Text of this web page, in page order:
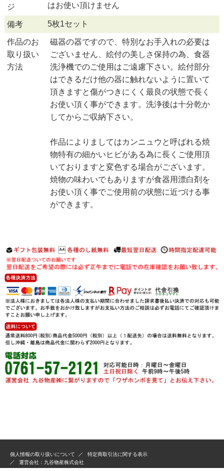
ジ
はお使い頂けません
備考 5枚1セット
作品のお
取り扱い
方法
磁器の器ですので、特別なお手入れの必要は
ございません、絵付の美しさ保持の為、食器
洗浄機でのご使用はご遠慮下さい。絵付部分
はできるだけ他の器に触れないように置いて
頂きますと傷がつきにくく最良の状態で長く
お使い頂く事ができます。洗浄後は十分乾か
してからご収納下さい。
作品によりましてはカンニュウと呼ばれる焼
物特有の細かいヒビがある為に長くご使用頂
いておりますと変色する場合がございます。
焼物の味わいでもありますが食器用漂白剤を
お使い頂く事でご使用前の状態に近づける事
ができます。
個人情報の取り扱いについて
特定商取引法に関する表示
運営会社：九谷物産株式会社